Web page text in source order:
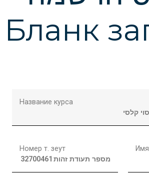
Бланк
Название курса
קלסי
Номер т. зеут
מספר תעודת זהות 32700461